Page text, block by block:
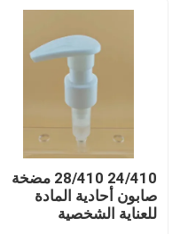
24/410 28/410 مضخة
صابون أحادية المادة
للعناية الشخصية